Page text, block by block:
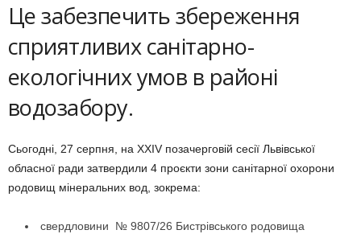
Це забезпечить збереження
сприятливих санітарно-
екологічних умов в районі
водозабору.
Сьогодні, 27 серпня, на XХІV позачерговій сесії Львівської
обласної ради затвердили 4 проєкти зони санітарної охорони
родовищ мінеральних вод, зокрема:
свердловини № 9807/26 Бистрівського родовища